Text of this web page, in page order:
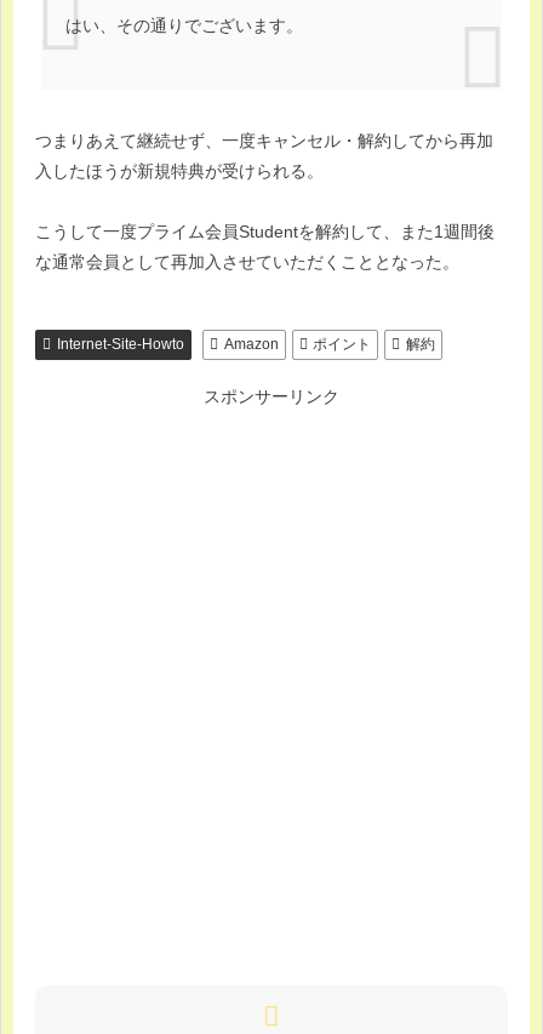
はい、その通りでございます。
つまりあえて継続せず、一度キャンセル・解約してから再加
入したほうが新規特典が受けられる。
こうして一度プライム会員Studentを解約して、また1週間後
な通常会員として再加入させていただくこととなった。
Internet-Site-Howto Amazon ポイント 解約
スポンサーリンク